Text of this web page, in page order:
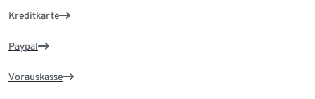
Kreditkarte
Paypal
Vorauskasse